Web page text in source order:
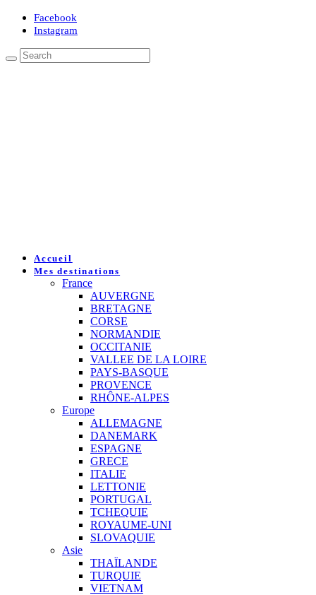
Facebook
Instagram
Accueil
Mes destinations
France
AUVERGNE
BRETAGNE
CORSE
NORMANDIE
OCCITANIE
VALLEE DE LA LOIRE
PAYS-BASQUE
PROVENCE
RHÔNE-ALPES
Europe
ALLEMAGNE
DANEMARK
ESPAGNE
GRECE
ITALIE
LETTONIE
PORTUGAL
TCHEQUIE
ROYAUME-UNI
SLOVAQUIE
Asie
THAÏLANDE
TURQUIE
VIETNAM